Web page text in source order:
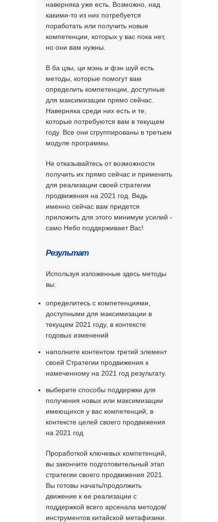
наверняка уже есть. Возможно, над
какими-то из них потребуется
поработать или получить новые
компетенции, которых у вас пока нет,
но они вам нужны.
В ба цзы, ци мэнь и фэн шуй есть
методы, которые помогут вам
определить компетенции, доступные
для максимизации прямо сейчас.
Наверняка среди них есть и те,
которые потребуются вам в текущем
году. Все они сгруппированы в третьем
модуле программы.
Не отказывайтесь от возможности
получить их прямо сейчас и применить
для реализации своей стратегии
продвижения на 2021 год. Ведь
именно сейчас вам придется
приложить для этого минимум усилий -
само Небо поддерживает Вас!
Результат
Используя изложенные здесь методы
вы:
определитесь с компетенциями,
доступными для максимизации в
текущем 2021 году, в контексте
годовых изменений
наполните контентом третий элемент
своей Стратегии продвижения к
намеченному на 2021 год результату.
выберите способы поддержки для
получения новых или максимизации
имеющихся у вас компетенций, в
контексте целей своего продвижения
на 2021 год
Проработкой ключевых компетенций,
вы закончите подготовительный этап
стратегии своего продвижения 2021.
Вы готовы начать/продолжить
движение к ее реализации с
поддержкой всего арсенала методов/
инструментов китайской метафизики.